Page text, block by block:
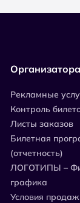
Рекламные
Контроль
Листы заказов
Билетная
(отчетность)
ЛОГОТИПЫ –
графика
Условия